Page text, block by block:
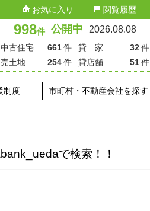
998件 公開中 2026.08.08
中古住宅 661件 貸 家 32件
売土地
254件 貸店舗 51件
お気に入り 閲覧履歴
制度 市町村・不動産会社を探す
で検索！！